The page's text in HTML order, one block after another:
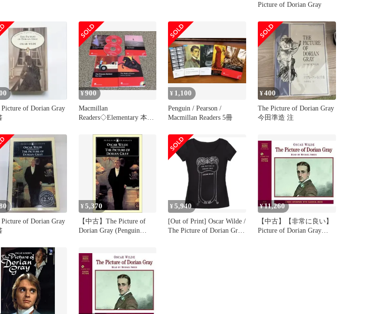
Picture of Dorian Gray
Picture of Dorian Gray
¥900
Macmillan
Readers◇Elementary 本4
¥ 1,100
Penguin / Pearson /
Macmillan Readers 5冊
¥400
The Picture of Dorian Gray
今田準造 注
Picture of Dorian Gray
¥5,370
【中古】The Picture of
Dorian Gray (Penguin
¥ 5,940
[Out of Print] Oscar Wilde /
The Picture of Dorian Gray
¥11,260
【中古】【非常に良い】
Picture of Dorian Gray